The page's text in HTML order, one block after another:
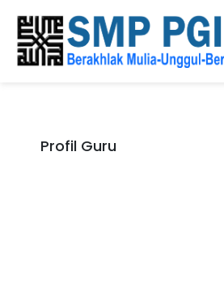
Profil Guru